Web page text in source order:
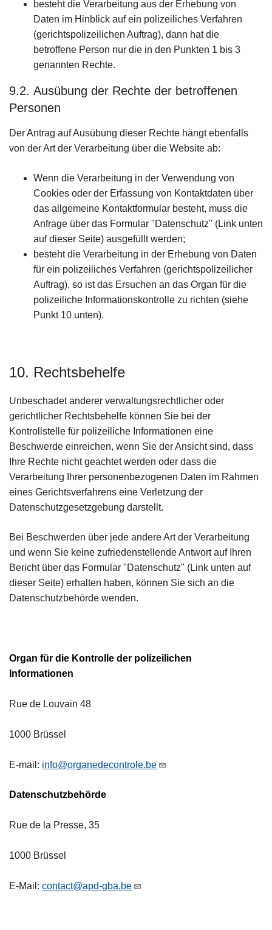
besteht die Verarbeitung aus der Erhebung von
Daten im Hinblick auf ein polizeiliches Verfahren
(gerichtspolizeilichen Auftrag), dann hat die
betroffene Person nur die in den Punkten 1 bis 3
genannten Rechte.
9.2. Ausübung der Rechte der betroffenen
Personen
Der Antrag auf Ausübung dieser Rechte hängt ebenfalls
von der Art der Verarbeitung über die Website ab:
Wenn die Verarbeitung in der Verwendung von
Cookies oder der Erfassung von Kontaktdaten über
das allgemeine Kontaktformular besteht, muss die
Anfrage über das Formular "Datenschutz" (Link unten
auf dieser Seite) ausgefüllt werden;
besteht die Verarbeitung in der Erhebung von Daten
für ein polizeiliches Verfahren (gerichtspolizeilicher
Auftrag), so ist das Ersuchen an das Organ für die
polizeiliche Informationskontrolle zu richten (siehe
Punkt 10 unten).
10. Rechtsbehelfe
Unbeschadet anderer verwaltungsrechtlicher oder
gerichtlicher Rechtsbehelfe können Sie bei der
Kontrollstelle für polizeiliche Informationen eine
Beschwerde einreichen, wenn Sie der Ansicht sind, dass
Ihre Rechte nicht geachtet werden oder dass die
Verarbeitung Ihrer personenbezogenen Daten im Rahmen
eines Gerichtsverfahrens eine Verletzung der
Datenschutzgesetzgebung darstellt.
Bei Beschwerden über jede andere Art der Verarbeitung
und wenn Sie keine zufriedenstellende Antwort auf Ihren
Bericht über das Formular "Datenschutz" (Link unten auf
dieser Seite) erhalten haben, können Sie sich an die
Datenschutzbehörde wenden.
Organ für die Kontrolle der polizeilichen
Informationen
Rue de Louvain 48
1000 Brüssel
E-mail: info@organedecontrole.be
Datenschutzbehörde
Rue de la Presse, 35
1000 Brüssel
E-Mail: contact@apd-gba.be